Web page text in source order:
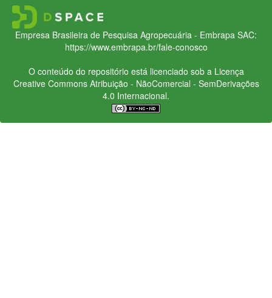
Empresa Brasileira de Pesquisa Agropecuária - Embrapa SAC:
https://www.embrapa.br/fale-conosco
O conteúdo do repositório está licenciado sob a Licença
Creative CommonsAtribuição - NãoComercial - SemDerivações
4.0 Internacional.